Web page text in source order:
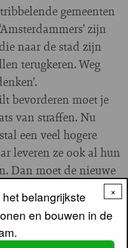
gemeenten
zijn
naar de stad zijn
terugkeren. Weg
bevorderen moet je
van straffen. Nu
een veel hogere
leveren ze ook al hun
Dan moet de nieuwe
zijn. Maak een
een deel van hun
woningruil geen
die gaan
×
het belangrijkste
en bouwen in de